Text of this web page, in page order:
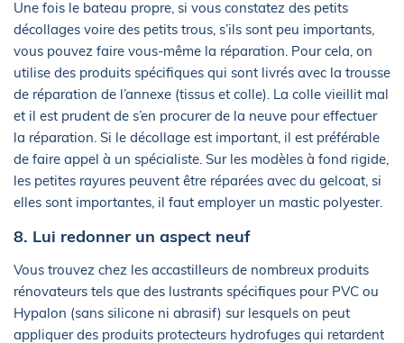
Une fois le bateau propre, si vous constatez des petits
décollages voire des petits trous, s’ils sont peu importants,
vous pouvez faire vous-même la réparation. Pour cela, on
utilise des produits spécifiques qui sont livrés avec la trousse
de réparation de l’annexe (tissus et colle). La colle vieillit mal
et il est prudent de s’en procurer de la neuve pour effectuer
la réparation. Si le décollage est important, il est préférable
de faire appel à un spécialiste. Sur les modèles à fond rigide,
les petites rayures peuvent être réparées avec du gelcoat, si
elles sont importantes, il faut employer un mastic polyester.
8. Lui redonner un aspect neuf
Vous trouvez chez les accastilleurs de nombreux produits
rénovateurs tels que des lustrants spécifiques pour PVC ou
Hypalon (sans silicone ni abrasif) sur lesquels on peut
appliquer des produits protecteurs hydrofuges qui retardent